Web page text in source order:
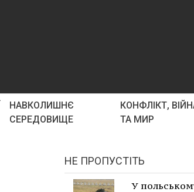
НАВКОЛИШНЄ
СЕРЕДОВИЩЕ
КОНФЛІКТ,
ТА МИР
НЕ ПРОПУСТІТЬ
У